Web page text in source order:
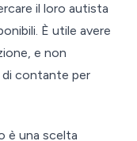
il loro autista
È utile avere
e non
di contante per
è una scelta